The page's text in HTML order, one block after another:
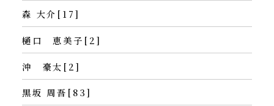
森 大介[17]
樋口 恵美子[2]
沖 豪太[2]
黒坂 周吾[83]